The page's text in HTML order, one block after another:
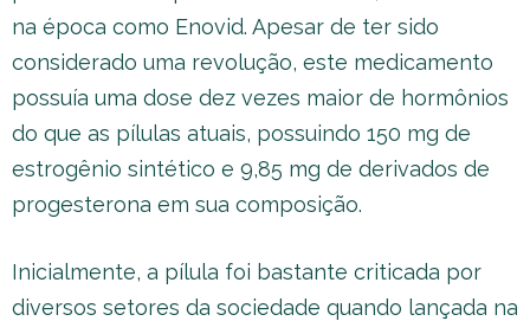
na época como Enovid. Apesar de ter sido
considerado uma revolução, este medicamento
possuía uma dose dez vezes maior de hormônios
do que as pílulas atuais, possuindo 150 mg de
estrogênio sintético e 9,85 mg de derivados de
progesterona em sua composição.
Inicialmente, a pílula foi bastante criticada por
diversos setores da sociedade quando lançada na